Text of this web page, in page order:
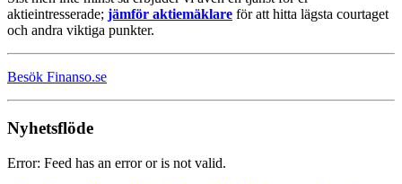
aktieintresserade; jämför aktiemäklare för att hitta lägsta courtaget
och andra viktiga punkter.
Besök Finanso.se
Nyhetsflöde
Error: Feed has an error or is not valid.